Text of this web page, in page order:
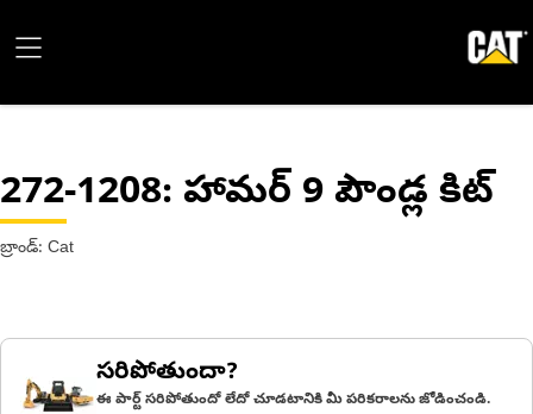
272-1208: హామర్ 9 పౌండ్ల కిట్
బ్రాండ్: Cat
సరిపోతుందా?
ఈ పార్ట్ సరిపోతుందో లేదో చూడటానికి మీ పరికరాలను జోడించండి.